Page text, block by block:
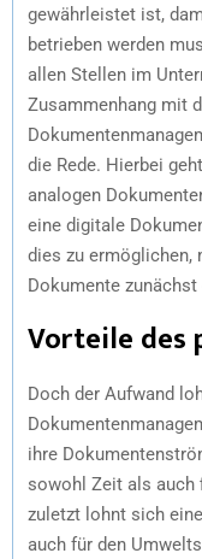
gewährleistet ist,
betrieben werden
allen Stellen im
Zusammenhang mit
die Rede. Hierbei
analogen
eine digitale
dies zu ermöglichen,
Dokumente
Vorteile des
Doch der Aufwand
ihre
sowohl Zeit als auch
zuletzt lohnt sich
auch für den